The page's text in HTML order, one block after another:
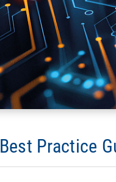
Best Practice